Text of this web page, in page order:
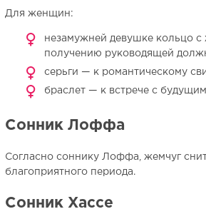
Для женщин:
незамужней девушке кольцо с
получению руководящей
серьги — к романтическому
браслет — к встрече с
Сонник Лоффа
Согласно соннику Лоффа, жемчуг
благоприятного периода.
Сонник Хассе